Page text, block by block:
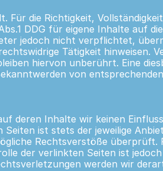
die Richtigkeit,
DDG für eigene Inhalte auf
jedoch nicht verpflichtet,
Tätigkeit hinweisen.
hiervon unberührt. Eine
von
deren Inhalte wir keinen
ist stets der jeweilige
Rechtsverstöße
der verlinkten Seiten ist
werden wir